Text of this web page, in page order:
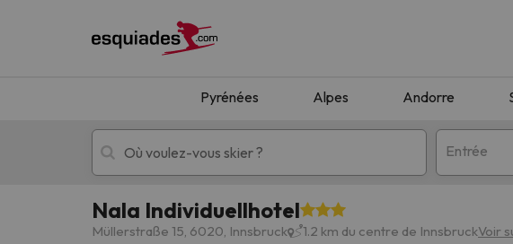
Pyrénées Alpes Andorre
Entrée
Séjours au ski Séjours montagne
Nala Individuellhotel
Müllerstraße 15, 6020, Innsbruck 1.2 km du centre de InnsbruckVoir